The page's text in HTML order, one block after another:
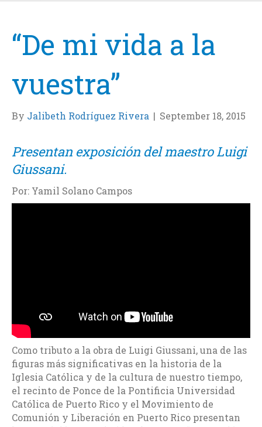
“De mi vida a la
vuestra”
By Jalibeth Rodríguez Rivera | September 18, 2015
Presentan exposición del maestro Luigi
Giussani.
Por: Yamil Solano Campos
Como tributo a la obra de Luigi Giussani, una de las
figuras más significativas en la historia de la
Iglesia Católica y de la cultura de nuestro tiempo,
el recinto de Ponce de la Pontificia Universidad
Católica de Puerto Rico y el Movimiento de
Comunión y Liberación en Puerto Rico presentan